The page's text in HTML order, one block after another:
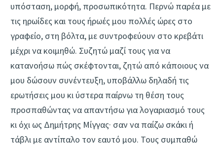
υπόσταση, μορφή, προσωπικότητα. Περνώ παρέα με
τις ηρωίδες και τους ήρωές μου πολλές ώρες στο
γραφείο, στη βόλτα, με συντροφεύουν στο κρεβάτι
μέχρι να κοιμηθώ. Συζητώ μαζί τους για να
κατανοήσω πώς σκέφτονται, ζητώ από κάποιους να
μου δώσουν συνέντευξη, υποβάλλω δηλαδή τις
ερωτήσεις μου κι ύστερα παίρνω τη θέση τους
προσπαθώντας να απαντήσω για λογαριασμό τους
κι όχι ως Δημήτρης Μίγγας· σαν να παίζω σκάκι ή
τάβλι με αντίπαλο τον εαυτό μου. Τους συμπαθώ